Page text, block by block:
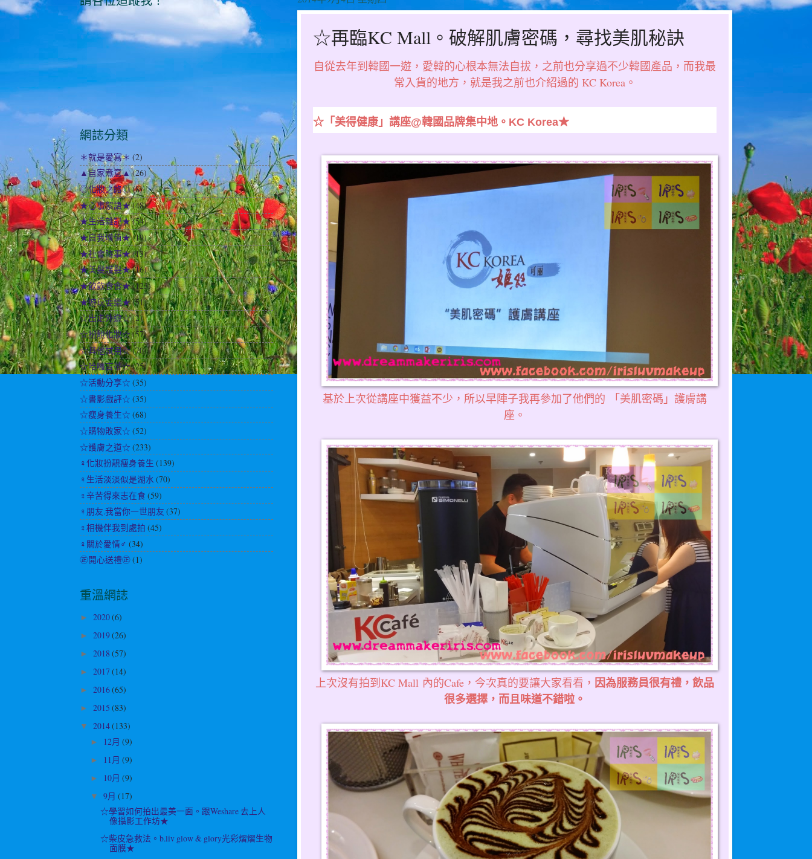
☆再臨KC Mall。破解肌膚密碼，尋找美肌秘訣
自從去年到韓國一遊，愛韓的心根本無法自拔，之前也分享過不少韓國產品，而我最
常入貨的地方，就是我之前也介紹過的 KC Korea。
☆「美得健康」講座@韓國品牌集中地。KC Korea★
基於上次從講座中獲益不少，所以早陣子我再參加了他們的 「美肌密碼」護膚講
座。
上次沒有拍到KC Mall 內的Cafe，今次真的要讓大家看看， 因為服務員很有禮，飲品
很多選擇，而且味道不錯啦。
網誌分類
＊就是愛寫＊ (2)
▲自家煮意▲(26)
◎化妝之路◎(8)
★心事絮語★(48)
★生活雜記★(54)
★自我增值★(19)
★社會時事★(13)
★美髮護髮★(16)
★飲飲食食★(123)
★遊玩耍樂★(51)
☆出走外遊☆(2)
☆扮靚化妝☆(57)
☆其他試用☆(70)
☆哈囉吉蒂☆(25)
☆活動分享☆ (35)
☆書影戲評☆ (35)
☆瘦身養生☆ (68)
☆購物敗家☆ (52)
☆護膚之道☆ (233)
♀化妝扮靚瘦身養生 (139)
♀生活淡淡似是湖水 (70)
♀辛苦得來志在食 (59)
♀朋友.我當你一世朋友 (37)
♀相機伴我到處拍 (45)
♀關於愛情♂ (34)
㊣開心送禮㊣(1)
重溫網誌
► 2020(6)
► 2019(26)
► 2018 (57)
► 2017 (14)
► 2016(65)
► 2015 (83)
▼ 2014(133)
► 12月 (9)
► 11月 (9)
► 10月 (9)
▼ 9月 (17)
☆學習如何拍出最美一面。跟Weshare 去上人
像攝影工作坊★
☆柴皮急救法。b.liv glow & glory光彩熠熠生物
面膜★